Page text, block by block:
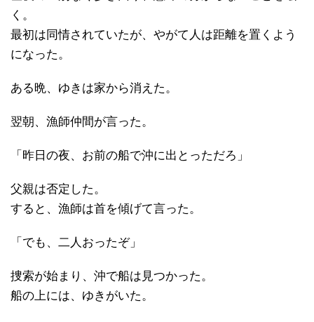
く。
最初は同情されていたが、やがて人は距離を置くよう
になった。
ある晩、ゆきは家から消えた。
翌朝、漁師仲間が言った。
「昨日の夜、お前の船で沖に出とっただろ」
父親は否定した。
すると、漁師は首を傾げて言った。
「でも、二人おったぞ」
捜索が始まり、沖で船は見つかった。
船の上には、ゆきがいた。